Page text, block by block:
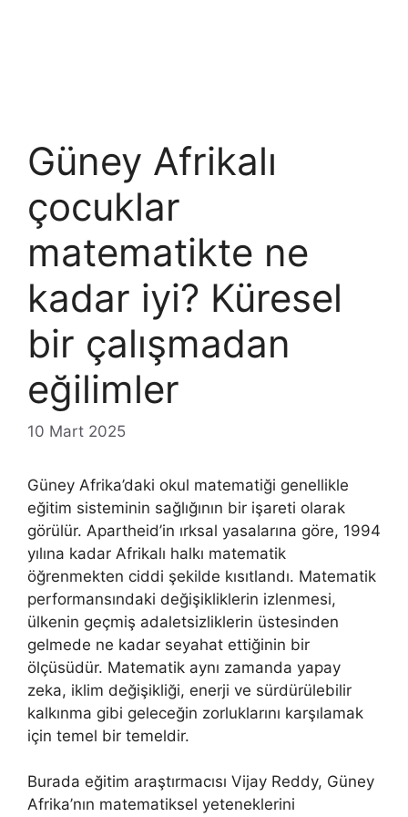
Güney Afrikalı
çocuklar
matematikte ne
kadar iyi? Küresel
bir çalışmadan
eğilimler
10 Mart 2025
Güney Afrika’daki okul matematiği genellikle
eğitim sisteminin sağlığının bir işareti olarak
görülür. Apartheid’in ırksal yasalarına göre, 1994
yılına kadar Afrikalı halkı matematik
öğrenmekten ciddi şekilde kısıtlandı. Matematik
performansındaki değişikliklerin izlenmesi,
ülkenin geçmiş adaletsizliklerin üstesinden
gelmede ne kadar seyahat ettiğinin bir
ölçüsüdür. Matematik aynı zamanda yapay
zeka, iklim değişikliği, enerji ve sürdürülebilir
kalkınma gibi geleceğin zorluklarını karşılamak
için temel bir temeldir.
Burada eğitim araştırmacısı Vijay Reddy, Güney
Afrika’nın matematiksel yeteneklerini